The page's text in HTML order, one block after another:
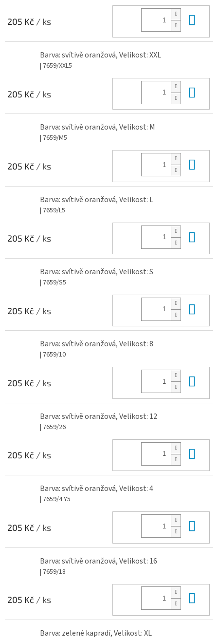
205 Kč / ks
Barva: svítivě oranžová, Velikost: XXL
| 7659/XXL5
205 Kč / ks
Barva: svítivě oranžová, Velikost: M
| 7659/M5
205 Kč / ks
Barva: svítivě oranžová, Velikost: L
| 7659/L5
205 Kč / ks
Barva: svítivě oranžová, Velikost: S
| 7659/S5
205 Kč / ks
Barva: svítivě oranžová, Velikost: 8
| 7659/10
205 Kč / ks
Barva: svítivě oranžová, Velikost: 12
| 7659/26
205 Kč / ks
Barva: svítivě oranžová, Velikost: 4
| 7659/4 Y5
205 Kč / ks
Barva: svítivě oranžová, Velikost: 16
| 7659/18
205 Kč / ks
Barva: zelené kapradí, Velikost: XL